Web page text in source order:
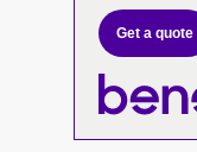
Get a quote